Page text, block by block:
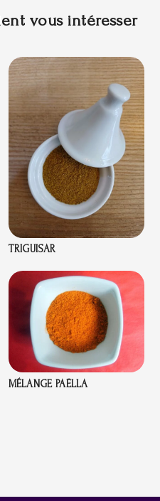
vous intéresser
TRIGUISAR
MÉLANGE PAËLLA